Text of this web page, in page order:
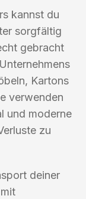
kannst du
sorgfältig
gebracht
Kartons
verwenden
und moderne
zu
deiner